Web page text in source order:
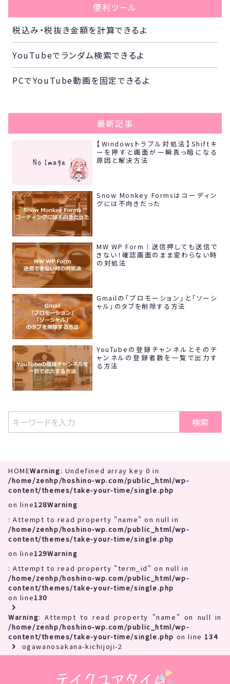
便利ツール
税込み・税抜き金額を計算できるよ
YouTubeでランダム検索できるよ
PCでYouTube動画を固定できるよ
最新記事
【Windowsトラブル対処法】Shiftキ
ーを押すと画面が一瞬真っ暗になる
原因と解決方法
Snow Monkey Formsはコーディン
グには不向きだった
MW WP Form｜送信押しても送信で
きない！確認画面のまま変わらない時
の対処法
Gmailの「プロモーション」と「ソーシ
ャル」のタブを削除する方法
YouTubeの登録チャンネルとそのチ
ャンネルの登録者数を一覧で出力す
る方法
検索
HOMEWarning: Undefined array key 0 in
/home/zenhp/hoshino-wp.com/public_html/wp-
content/themes/take-your-time/single.php
on line128Warning
: Attempt to read property "name" on null in
/home/zenhp/hoshino-wp.com/public_html/wp-
content/themes/take-your-time/single.php
on line129Warning
: Attempt to read property "term_id" on null in
/home/zenhp/hoshino-wp.com/public_html/wp-
content/themes/take-your-time/single.php
on line130
Warning: Attempt to read property "name" on null in
/home/zenhp/hoshino-wp.com/public_html/wp-
content/themes/take-your-time/single.php on line134
ogawanosakana-kichijoji-2